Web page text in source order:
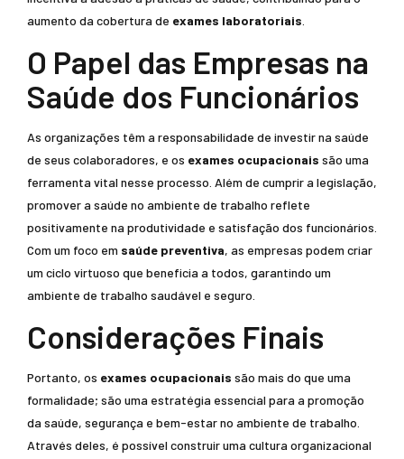
aumento da cobertura de exames laboratoriais
O Papel das Empresas na
Saúde dos Funcionários
As organizações têm a responsabilidade de investir na saúde
de seus colaboradores, e os exames ocupacionais são uma
ferramenta vital nesse processo. Além de cumprir a legislação,
promover a saúde no ambiente de trabalho reflete
positivamente na produtividade e satisfação dos funcionários.
Com um foco em saúde preventiva, as empresas podem criar
um ciclo virtuoso que beneficia a todos, garantindo um
ambiente de trabalho saudável e seguro.
Considerações Finais
Portanto, os exames ocupacionais são mais do que uma
formalidade; são uma estratégia essencial para a promoção
da saúde, segurança e bem-estar no ambiente de trabalho.
Através deles, é possível construir uma cultura organizacional